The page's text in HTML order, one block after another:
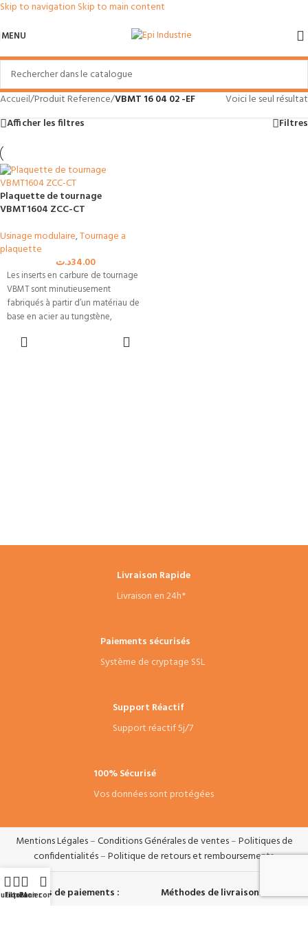
Skip to navigation Skip to main content
MENU
Accueil/Produit Reference/VBMT 16 04 02 -EF
Voici le seul résultat
Afficher les filtres
Filtres
Plaquette de tournage
VBMT1604 ZCC-CT
Usinage modulaire,Tournage a
plaquette
34.00د.ت
Les inserts en carbure de tournage
VBMT sont minutieusement
fabriqués à partir d’un matériau de
base en acier au tungstène,
Livraison Rapide
Livraison en 24h*
Paiements sécurisés
Système de cryptage SSL
Support Réactif
Support réactif 5j/7
100% Sécurisé
Vos données sont protégées
Mentions Légales–Conditions Générales de ventes–Politiques de
confidentialités–Politique de retours et remboursements.
Systèmes de paiements : Méthodes de livraisons :
FiltresPanier
Mon compte